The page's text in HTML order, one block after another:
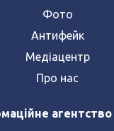
Фото
Антифейк
Медіацентр
Про нас
агентство